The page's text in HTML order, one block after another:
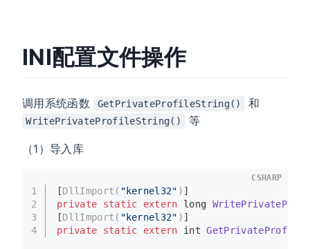
INI配置文件操作
调用系统函数 GetPrivateProfileString() 和
WritePrivateProfileString() 等
（1）导入库
1
2
3
4
[DllImport( "kernel32" ) ]
private
static extern long
[DllImport( "kernel32" ) ]
private
static extern int
CSHARP